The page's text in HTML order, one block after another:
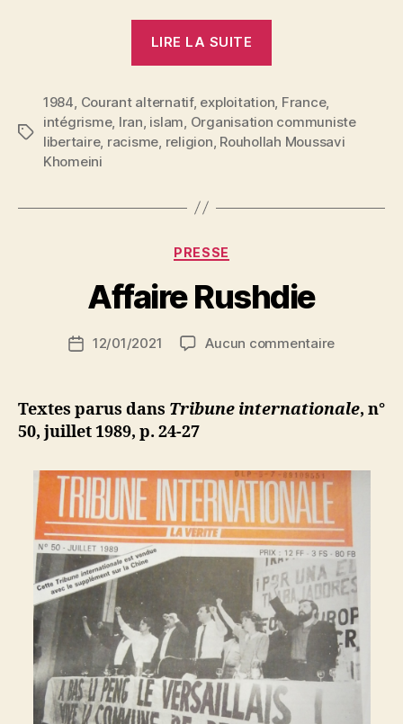
LIRE LA SUITE
l’heure
des
hydrocarbures »
Étiquettes
1984, Courant alternatif, exploitation, France,
intégrisme, Iran, islam, Organisation communiste
libertaire, racisme, religion, Rouhollah Moussavi
Khomeini
Catégories
PRESSE
Affaire Rushdie
S
N
ji
Date12/01/2021 Aucun commentairesur
Textes parus dans Tribune internationale, n°
50, juillet 1989, p. 24-27